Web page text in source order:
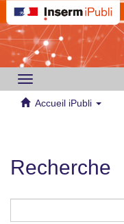
Toggle
navigation
Accueil iPubli
Recherche